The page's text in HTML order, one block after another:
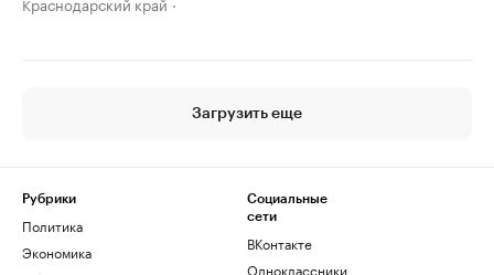
Загрузить еще
Рубрики
Политика
Экономика
Социальные
сети
ВКонтакте
Одноклассники